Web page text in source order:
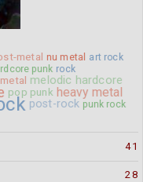
metal nu metal art rock
punk rock
melodic hardcore
pop punk heavy metal
post-rock punk rock
41
28